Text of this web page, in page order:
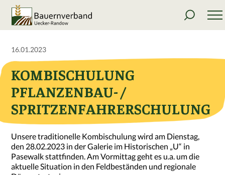
16.01.2023
KOMBISCHULUNG
PFLANZENBAU- /
SPRITZENFAHRERSCHULUNG
Unsere traditionelle Kombischulung wird am Dienstag,
den 28.02.2023 in der Galerie im Historischen „U“ in
Pasewalk stattfinden. Am Vormittag geht es u.a. um die
aktuelle Situation in den Feldbeständen und regionale